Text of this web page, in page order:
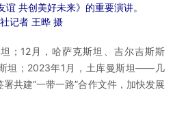
谊 共创美好未来》的重要演讲。
记者 王晔 摄
12月，哈萨克斯坦、吉尔吉斯斯
坦；2023年1月，土库曼斯坦——几
共建“一带一路”合作文件，加快发展